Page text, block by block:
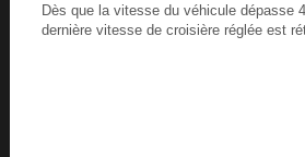
Dès que la vitesse du véhicule dépasse
dernière vitesse de croisière réglée est